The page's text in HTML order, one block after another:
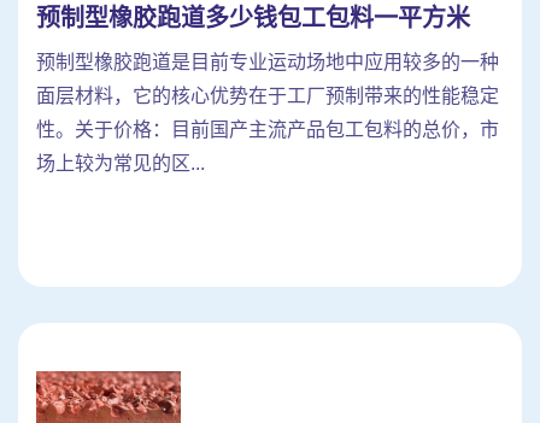
预制型橡胶跑道多少钱包工包料一平方米
预制型橡胶跑道是目前专业运动场地中应用较多的一种
面层材料，它的核心优势在于工厂预制带来的性能稳定
性。关于价格：目前国产主流产品包工包料的总价，市
场上较为常见的区...